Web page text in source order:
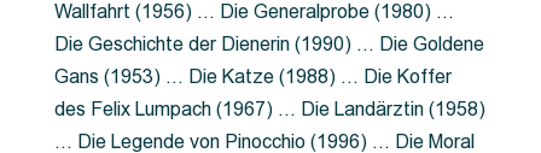
Wallfahrt (1956) … Die Generalprobe (1980) …
Die Geschichte der Dienerin (1990) … Die Goldene
Gans (1953) … Die Katze (1988) … Die Koffer
des Felix Lumpach (1967) … Die Landärztin (1958)
… Die Legende von Pinocchio (1996) … Die Moral